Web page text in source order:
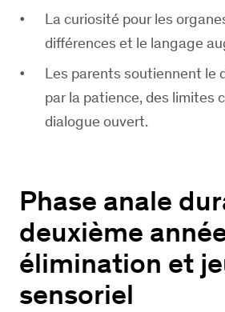
La curiosité pour les
différences et le langage
Les parents soutiennent le
par la patience, des limites
dialogue ouvert.
Phase anale
deuxième
élimination et
sensoriel